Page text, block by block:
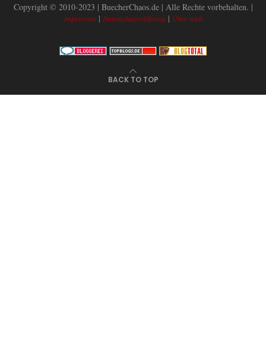
Copyright © 2010-2023 | BuecherChaos.de | Alle Rechte vorbehalten. |
Impressum | Datenschutzerklärung| Über mich
BACK TO TOP